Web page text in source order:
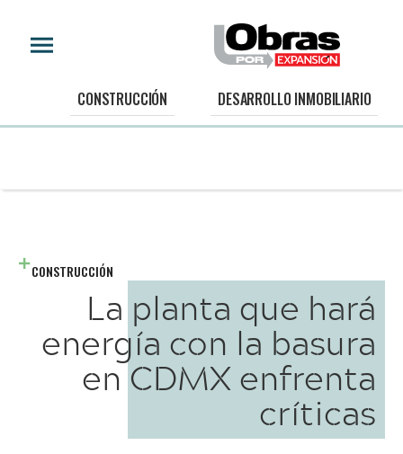
CONSTRUCCIÓN DESARROLLO INMOBILIARIO
CONSTRUCCIÓN
La planta que hará
energía con la basura
en CDMX enfrenta
críticas